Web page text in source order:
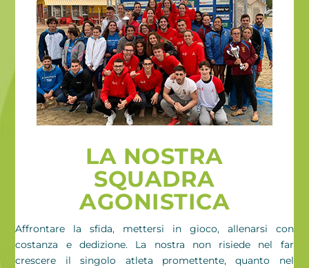
LA NOSTRA
SQUADRA
AGONISTICA
Affrontare la sfida, mettersi in gioco, allenarsi con
costanza e dedizione. La nostra non risiede nel far
crescere il singolo atleta promettente, quanto nel